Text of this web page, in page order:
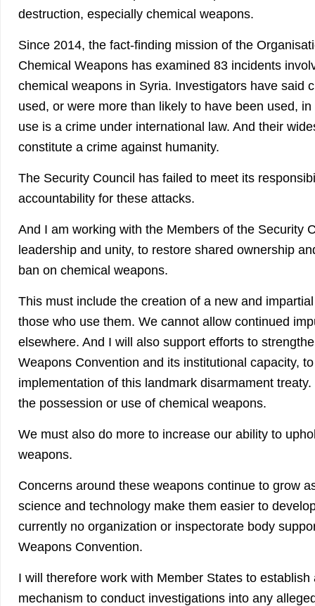
destruction, especially chemical weapons.
Since 2014, the fact-finding mission of the
Chemical Weapons has examined 83 incidents
chemical weapons in Syria. Investigators have said
used, or were more than likely to have been used,
use is a crime under international law. And their
constitute a crime against humanity.
The Security Council has failed to meet its
accountability for these attacks.
And I am working with the Members of the Security
leadership and unity, to restore shared ownership
ban on chemical weapons.
This must include the creation of a new and
those who use them. We cannot allow continued
elsewhere. And I will also support efforts to
Weapons Convention and its institutional capacity,
implementation of this landmark disarmament
the possession or use of chemical weapons.
We must also do more to increase our ability to
weapons.
Concerns around these weapons continue to grow
science and technology make them easier to
currently no organization or inspectorate body
Weapons Convention.
I will therefore work with Member States to establish
mechanism to conduct investigations into any